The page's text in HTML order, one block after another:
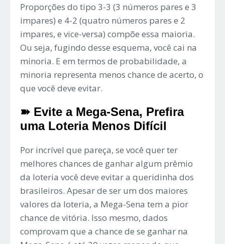
Proporções do tipo 3-3 (3 números pares e 3
impares) e 4-2 (quatro números pares e 2
impares, e vice-versa) compõe essa maioria.
Ou seja, fugindo desse esquema, você cai na
minoria. E em termos de probabilidade, a
minoria representa menos chance de acerto, o
que você deve evitar.
➽ Evite a Mega-Sena, Prefira
uma Loteria Menos Difícil
Por incrível que pareça, se você quer ter
melhores chances de ganhar algum prêmio
da loteria você deve evitar a queridinha dos
brasileiros. Apesar de ser um dos maiores
valores da loteria, a Mega-Sena tem a pior
chance de vitória. Isso mesmo, dados
comprovam que a chance de se ganhar na